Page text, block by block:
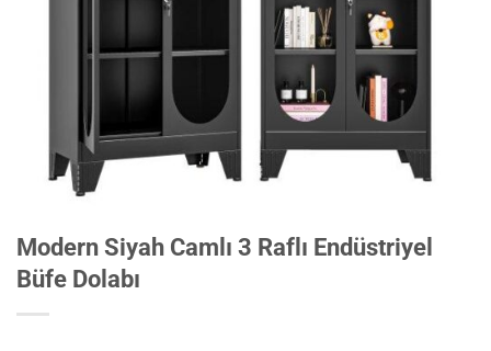
Modern Siyah Camlı 3 Raflı Endüstriyel
Büfe Dolabı